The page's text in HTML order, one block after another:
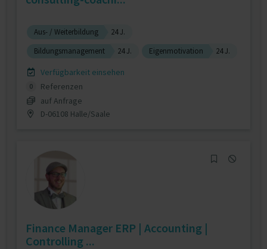
Aus- / Weiterbildung
24 J.
Bildungsmanagement
24 J. Eigenmotivation 24 J.
Verfügbarkeit einsehen
0
Referenzen
auf Anfrage
D-06108 Halle/Saale
Finance Manager ERP | Accounting |
Controlling ...